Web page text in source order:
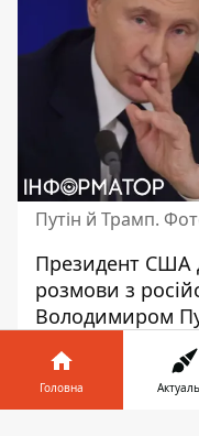
Путін й Трамп.
Президент США
розмови з
Володимиром
приєднатися до
Європейського
він виявив
Головна